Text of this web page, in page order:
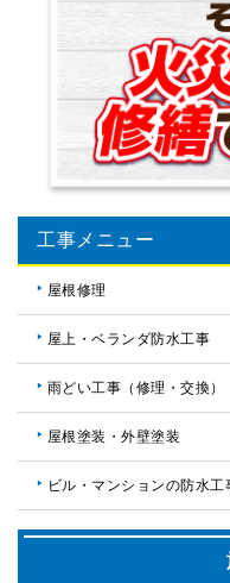
工事メニュー
屋根修理
屋上・ベランダ防水工事
雨どい工事（修理・交換）
屋根塗装・外壁塗装
ビル・マンションの防水工